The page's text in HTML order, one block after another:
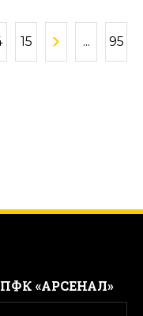
15 ... 95
«АРСЕНАЛ»